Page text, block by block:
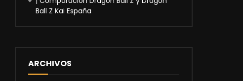
Ball Z Kai España
ARCHIVOS